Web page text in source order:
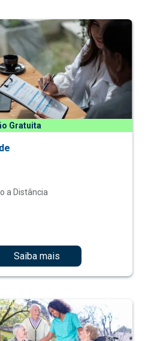
Gratuita
a Distância
Saiba mais